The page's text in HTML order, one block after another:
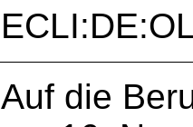
Auf die